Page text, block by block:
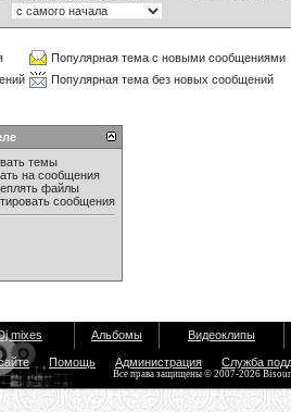
Популярная тема с новыми сообщениями
Популярная тема без новых сообщений
темы
на сообщения
файлы
сообщения
mixes Альбомы Видеоклипы
Помощь Администрация Служба
Все права защищены © 2007-2026